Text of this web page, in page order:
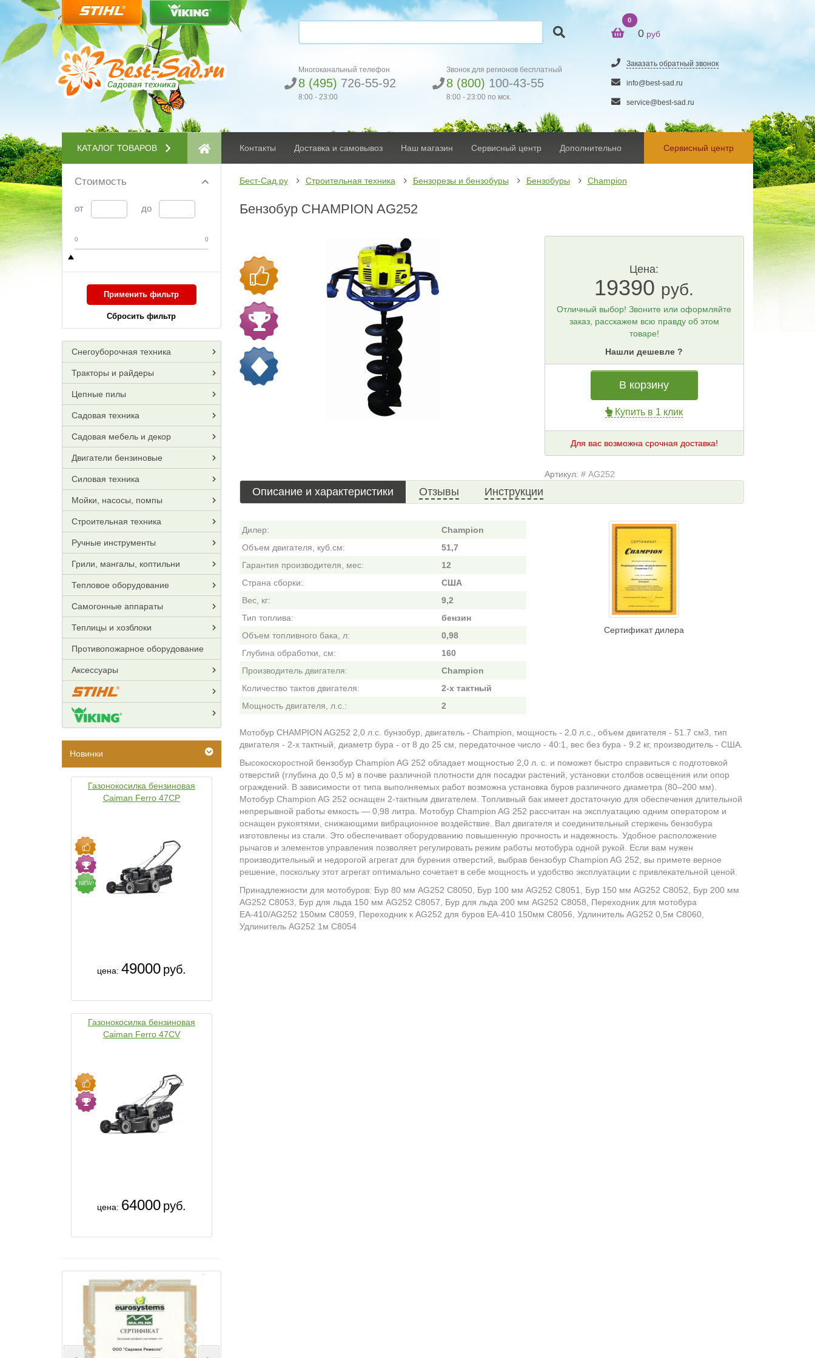
Многоканальный телефон
8 (495) 726-55-92
8:00 - 23:00
Звонок для регионов бесплатный
8 (800) 100-43-55
8:00 - 23:00 по мск.
0
0 руб
Заказать обратный звонок
info@best-sad.ru
service@best-sad.ru
КАТАЛОГ ТОВАРОВ Контакты Доставка и самовывоз Наш магазин Сервисный центр Дополнительно Сервисный центр
Стоимость
от до
0 0
Применить фильтр
Сбросить фильтр
Снегоуборочная техника
Тракторы и райдеры
Цепные пилы
Садовая техника
Садовая мебель и декор
Двигатели бензиновые
Силовая техника
Мойки, насосы, помпы
Строительная техника
Ручные инструменты
Грили, мангалы, коптильни
Тепловое оборудование
Самогонные аппараты
Теплицы и хозблоки
Противопожарное оборудование
Аксессуары
Новинки
Газонокосилка бензиновая
Caiman Ferro 47CP
NEW!
цена: 49000 руб.
Газонокосилка бензиновая
Caiman Ferro 47CV
цена: 64000 руб.
Бест-Сад.ру Строительная техника Бензорезы и бензобуры Бензобуры Champion
Бензобур CHAMPION AG252
Цена:
19390 руб.
Отличный выбор! Звоните или оформляйте
заказ, расскажем всю правду об этом
товаре!
Нашли дешевле ?
В корзину
Купить в 1 клик
Для вас возможна срочная доставка!
Артикул: # AG252
Описание и характеристики Отзывы Инструкции
Дилер:
Champion
Объем двигателя, куб.см:
51,7
Гарантия производителя, мес:
12
Страна сборки:
США
Вес, кг:
9,2
Тип топлива:
бензин
Объем топливного бака, л:
0,98
Глубина обработки, см:
160
Производитель двигателя:
Champion
Количество тактов двигателя:
2-х тактный
Мощность двигателя, л.с.:
2
Сертификат дилера
Мотобур CHAMPION AG252 2,0 л.с. бунзобур, двигатель - Сhampion, мощность - 2.0 л.с., объем двигателя - 51.7 см3, тип
двигателя - 2-х тактный, диаметр бура - от 8 до 25 см, передаточное число - 40:1, вес без бура - 9.2 кг, производитель - США.
Высокоскоростной бензобур Champion AG 252 обладает мощностью 2,0 л. с. и поможет быстро справиться с подготовкой
отверстий (глубина до 0,5 м) в почве различной плотности для посадки растений, установки столбов освещения или опор
ограждений. В зависимости от типа выполняемых работ возможна установка буров различного диаметра (80–200 мм).
Мотобур Champion AG 252 оснащен 2-тактным двигателем. Топливный бак имеет достаточную для обеспечения длительной
непрерывной работы емкость — 0,98 литра. Мотобур Champion AG 252 рассчитан на эксплуатацию одним оператором и
оснащен рукоятями, снижающими вибрационное воздействие. Вал двигателя и соединительный стержень бензобура
изготовлены из стали. Это обеспечивает оборудованию повышенную прочность и надежность. Удобное расположение
рычагов и элементов управления позволяет регулировать режим работы мотобура одной рукой. Если вам нужен
производительный и недорогой агрегат для бурения отверстий, выбрав бензобур Champion AG 252, вы примете верное
решение, поскольку этот агрегат оптимально сочетает в себе мощность и удобство эксплуатации с привлекательной ценой.
Принадлежности для мотобуров: Бур 80 мм AG252 C8050, Бур 100 мм AG252 C8051, Бур 150 мм AG252 C8052, Бур 200 мм
AG252 C8053, Бур для льда 150 мм AG252 C8057, Бур для льда 200 мм AG252 C8058, Переходник для мотобура
ЕА-410/AG252 150мм C8059, Переходник к AG252 для буров ЕА-410 150мм C8056, Удлинитель AG252 0,5м C8060,
Удлинитель AG252 1м C8054